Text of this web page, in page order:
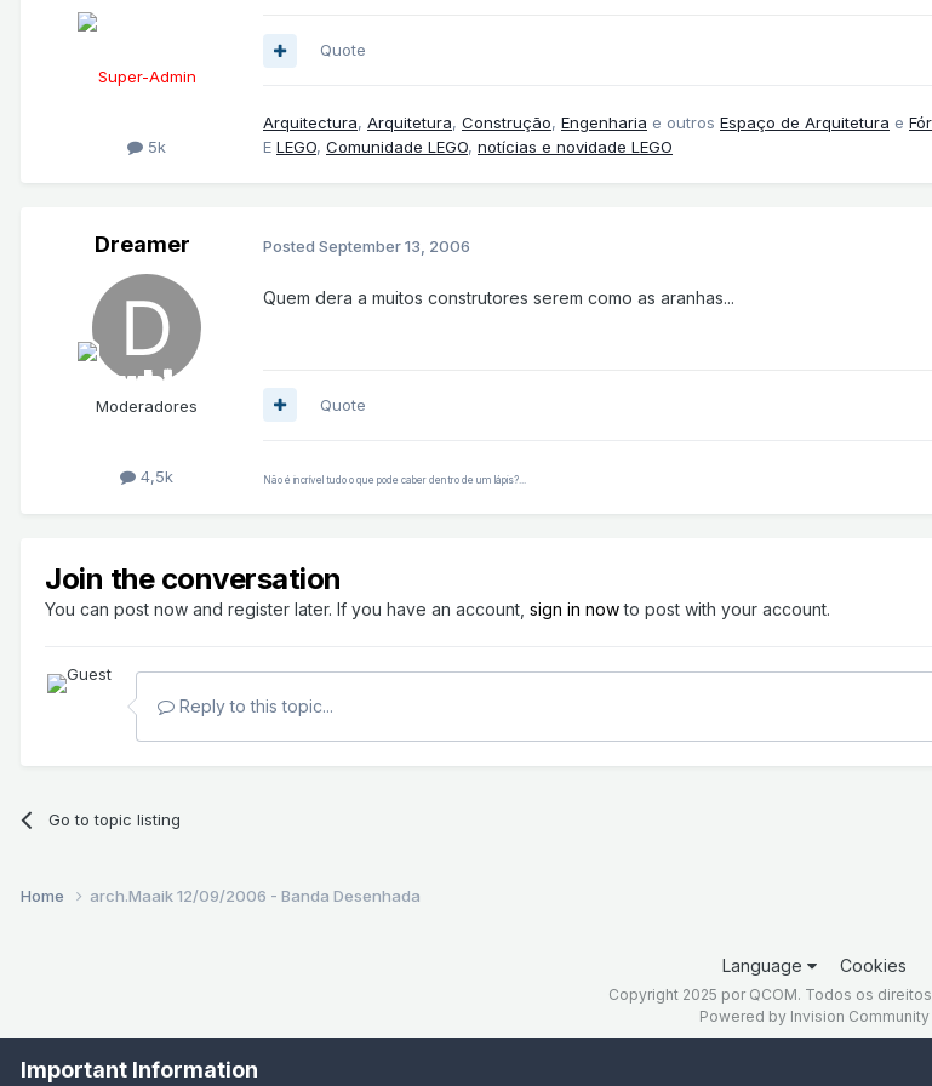
Super-Admin
5k
Quote
Arquitectura, Arquitetura, Construção, Engenharia e outros Espaço de Arquitetura e
E LEGO, Comunidade LEGO, notícias e novidade LEGO
Dreamer
Moderadores
4,5k
Posted September 13, 2006
Quem dera a muitos construtores serem como as aranhas...
Quote
Não é incrível tudo o que pode caber dentro de um lápis?...
Join the conversation
You can post now and register later. If you have an account, sign in nowto post with your account.
Reply to this topic...
Go to topic listing
Home arch.Maaik 12/09/2006 - Banda Desenhada
Language Cookies
Copyright 2025 por QCOM. Todos os
Powered by Invision Community
Important Information